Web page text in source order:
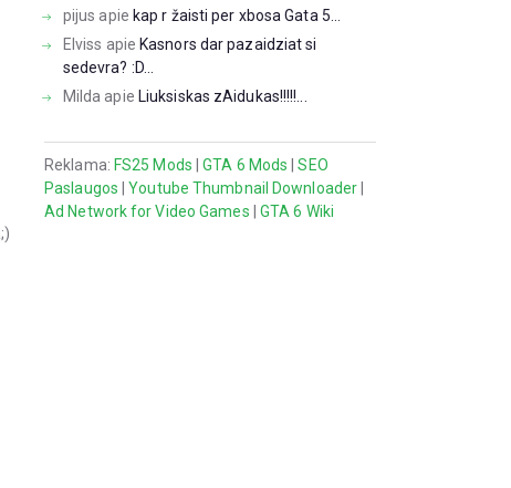
pijus apie kap r žaisti per xbosa Gata 5...
Elviss apie Kasnors dar pazaidziat si
sedevra? :D...
Milda apie Liuksiskas zAidukas!!!!!...
Reklama: FS25 Mods |GTA 6 Mods |SEO
Paslaugos |Youtube Thumbnail Downloader
Ad Network for Video Games
GTA 6 Wiki